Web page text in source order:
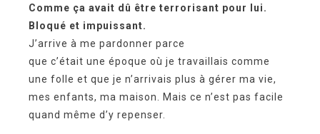
Comme ça avait d û être terrorisant pour lui.
Bloqué et impuissant.
J’arrive à me pardonner parce
que c’était une époque où je travaillais comme
une folle et que je n’arrivais plus à gérer ma vie,
mes enfants, ma maison. Mais ce n’est pas facile
quand même d’y repenser.